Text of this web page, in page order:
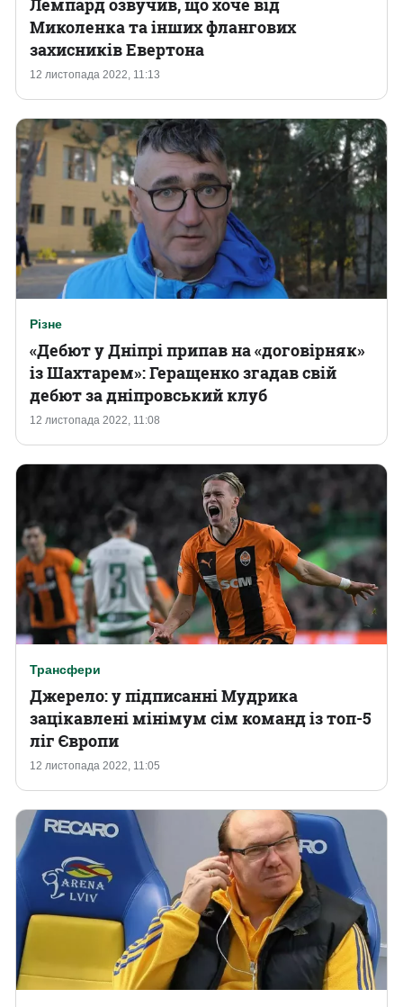
12 листопада 2022, 11:13
Лемпард озвучив, що хоче від
Миколенка та інших флангових
захисників Евертона
Різне
12 листопада 2022, 11:08
«Дебют у Дніпрі припав на «договірняк»
із Шахтарем»: Геращенко згадав свій
дебют за дніпровський клуб
Трансфери
12 листопада 2022, 11:05
Джерело: у підписанні Мудрика
зацікавлені мінімум сім команд із топ-5
ліг Європи